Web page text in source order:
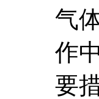
气
作
要